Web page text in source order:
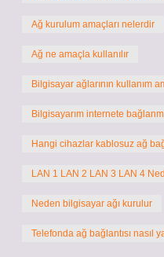
Ağ kurulum amaçları nelerdir
Ağ ne amaçla kullanılır
Bilgisayar ağlarının kullanım
Bilgisayarım internete
Hangi cihazlar kablosuz ağ
LAN 1 LAN 2 LAN 3 LAN 4
Neden bilgisayar ağı kurulur
Telefonda ağ bağlantısı nasıl